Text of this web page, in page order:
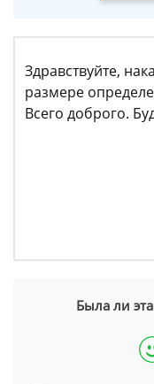
Здравствуйте,
размере
Всего доброго.
Была ли